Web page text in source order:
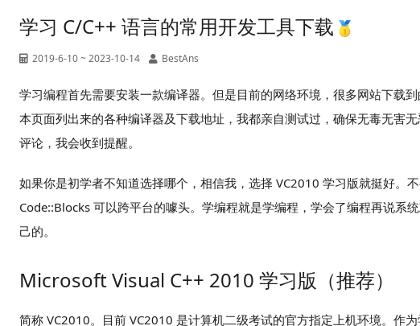
学习 C/C++ 语言的常用开发工具下载
2019-6-10 ~ 2023-10-14 BestAns
学习编程首先需要安装一款编译器。但是目前的网络环境，很多网站下载
本页面列出来的各种编译器及下载地址，我都亲自测试过，确保无毒无害
评论，我会收到提醒。
如果你是初学者不知道选择哪个，相信我，选择 VC2010 学习版就挺好。
Code::Blocks 可以跨平台的噱头。学编程就是学编程，学会了编程再说系
己的。
Microsoft Visual C++ 2010 学习版（推荐）
简称 VC2010。目前 VC2010 是计算机二级考试的官方指定上机环境。作